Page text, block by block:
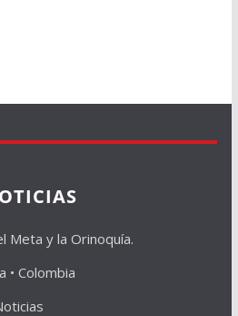
Meta y la Orinoquía.
• Colombia